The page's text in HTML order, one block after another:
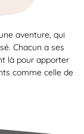
aventure, qui
Chacun a ses
là pour apporter
comme celle de